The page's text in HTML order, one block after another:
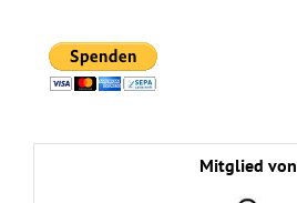
Mitglied von